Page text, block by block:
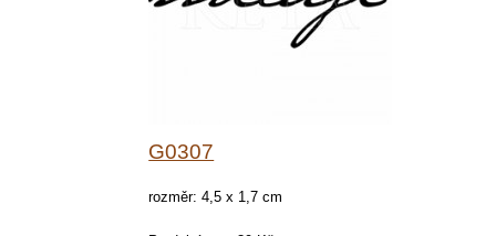
G0307
rozměr: 4,5 x 1,7 cm